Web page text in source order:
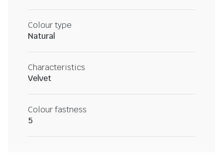
Colour type
Natural
Characteristics
Velvet
Colour fastness
5